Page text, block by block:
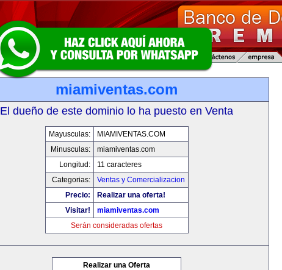
miamiventas.com
El dueño de este dominio lo ha puesto en Venta
Mayusculas:
MIAMIVENTAS.COM
Minusculas:
miamiventas.com
Longitud:
11 caracteres
Categorias:
Ventas y Comercializacion
Precio:
Realizar una oferta!
Visitar!
miamiventas.com
Serán consideradas ofertas
Realizar una Oferta